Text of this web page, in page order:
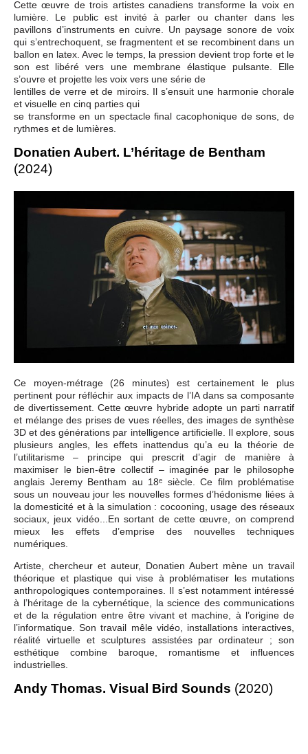
Cette œuvre de trois artistes canadiens transforme la voix en
lumière. Le public est invité à parler ou chanter dans les
pavillons d’instruments en cuivre. Un paysage sonore de voix
qui s’entrechoquent, se fragmentent et se recombinent dans un
ballon en latex. Avec le temps, la pression devient trop forte et le
son est libéré vers une membrane élastique pulsante. Elle
s’ouvre et projette les voix vers une série de
lentilles de verre et de miroirs. Il s’ensuit une harmonie chorale
et visuelle en cinq parties qui
se transforme en un spectacle final cacophonique de sons, de
rythmes et de lumières.
Donatien Aubert. L’héritage de Bentham
(2024)
Ce moyen-métrage (26 minutes) est certainement le plus
pertinent pour réfléchir aux impacts de l’IA dans sa composante
de divertissement. Cette œuvre hybride adopte un parti narratif
et mélange des prises de vues réelles, des images de synthèse
3D et des générations par intelligence artificielle. Il explore, sous
plusieurs angles, les effets inattendus qu’a eu la théorie de
l’utilitarisme – principe qui prescrit d’agir de manière à
maximiser le bien-être collectif – imaginée par le philosophe
anglais Jeremy Bentham au 18ᵉ siècle. Ce film problématise
sous un nouveau jour les nouvelles formes d’hédonisme liées à
la domesticité et à la simulation : cocooning, usage des réseaux
sociaux, jeux vidéo...En sortant de cette œuvre, on comprend
mieux les effets d’emprise des nouvelles techniques
numériques.
Artiste, chercheur et auteur, Donatien Aubert mène un travail
théorique et plastique qui vise à problématiser les mutations
anthropologiques contemporaines. Il s’est notamment intéressé
à l’héritage de la cybernétique, la science des communications
et de la régulation entre être vivant et machine, à l’origine de
l’informatique. Son travail mêle vidéo, installations interactives,
réalité virtuelle et sculptures assistées par ordinateur ; son
esthétique combine baroque, romantisme et influences
industrielles.
Andy Thomas. Visual Bird Sounds (2020)